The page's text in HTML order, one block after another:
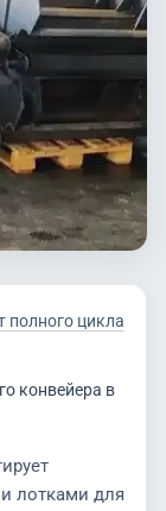
полного цикла
конвейера в
лотками для